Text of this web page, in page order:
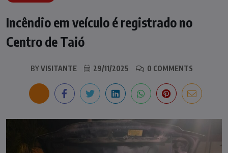
Incêndio em veículo é registrado no
Centro de Taió
BYVISITANTE 29/11/2025 0 COMMENTS